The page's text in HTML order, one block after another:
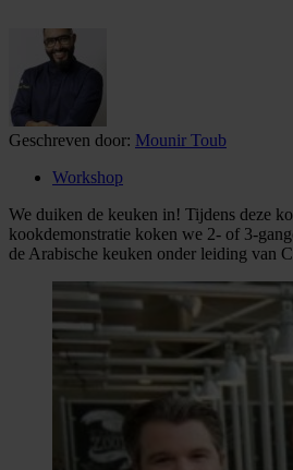
Geschreven door: Mounir Toub
Workshop
We duiken de keuken in! Tijdens deze
kookdemonstratie koken we 2- of 3-
de Arabische keuken onder leiding van